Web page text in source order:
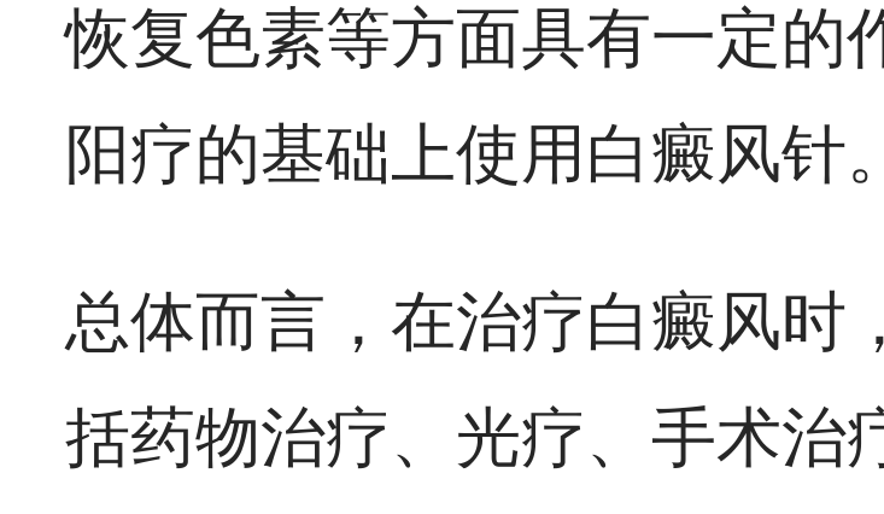
恢复色素等方面具有一定的
阳疗的基础上使用白癜风针。
总体而言，在治疗白癜风时
括药物治疗、光疗、手术治